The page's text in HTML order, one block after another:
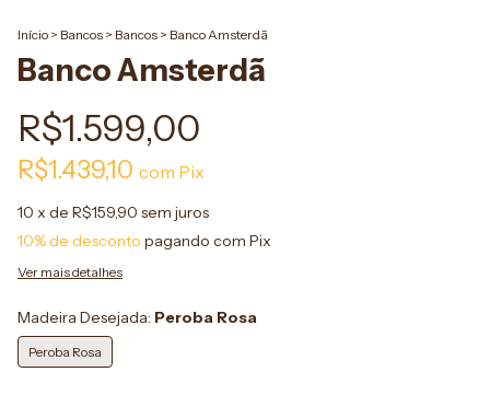
Início > Bancos > Bancos > Banco Amsterdã
Banco Amsterdã
R$1.599,00
R$1.439,10 com Pix
10 x de R$159,90 sem juros
10% de desconto pagando com Pix
Ver mais detalhes
Madeira Desejada: Peroba Rosa
Peroba Rosa